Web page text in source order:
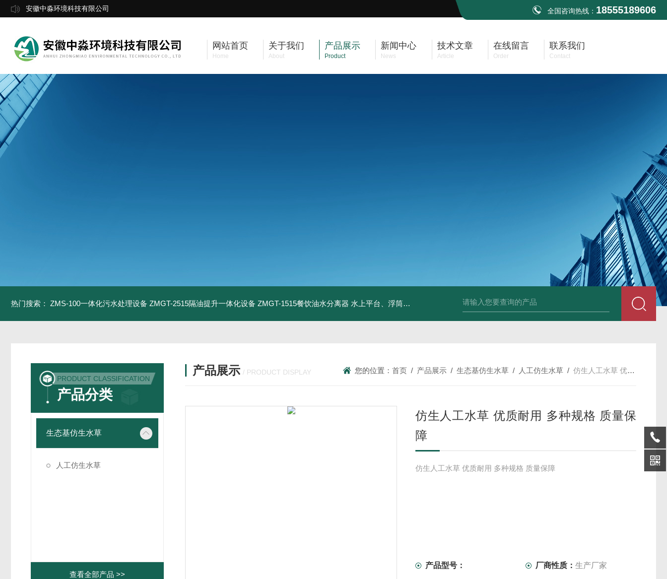
安徽中淼环境科技有限公司 全国咨询热线： 18555189606
网站首页
Home
关于我们
About
产品展示
Product
新闻中心
News
技术文章
Article
在线留言
Order
联系我们
Contact
热门搜索： ZMS-100一体化污水处理设备 ZMGT-2515隔油提升一体化设备 ZMGT-1515餐饮油水分离器 水上平台、浮筒码头 管式微孔曝气器质量品质有保障 太阳能喷泉曝气机ZJ-TYP400-550-750-
PRODUCT CLASSIFICATION
产品分类
生态基仿生水草
人工仿生水草
查看全部产品 >>
产品展示 / PRODUCT DISPLAY 您的位置：首页 / 产品展示 /生态基仿生水草 / 人工仿生水草 /仿生人工水草 优质耐用 多种规格 质量保障
仿生人工水草 优质耐用 多种规格 质量保
障
仿生人工水草 优质耐用 多种规格 质量保障
产品型号： 厂商性质：生产厂家